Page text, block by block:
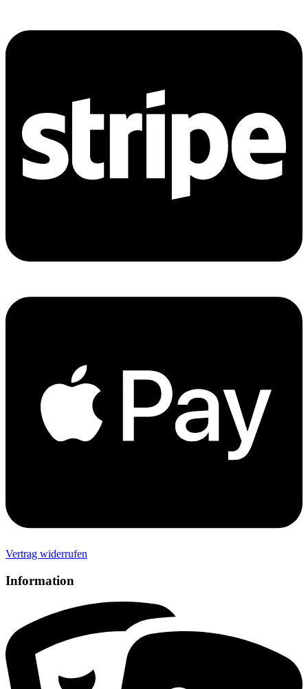
Vertrag widerrufen
Information